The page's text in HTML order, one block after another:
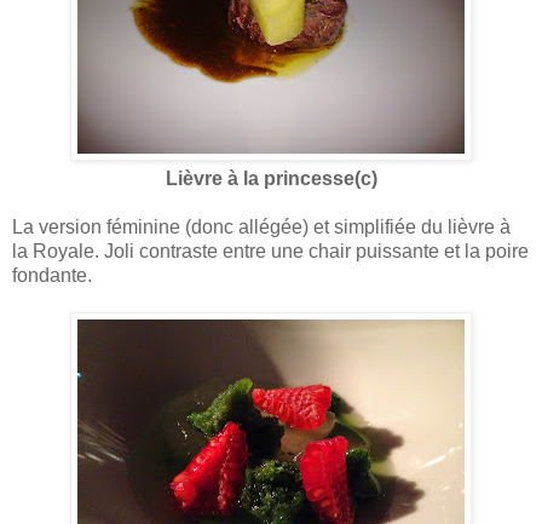
Lièvre à la princesse(c)
La version féminine (donc allégée) et simplifiée du lièvre à
la Royale. Joli contraste entre une chair puissante et la poire
fondante.